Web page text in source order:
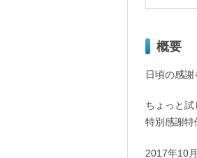
概要
日頃の感
ちょっと
特別感謝特
2017年10